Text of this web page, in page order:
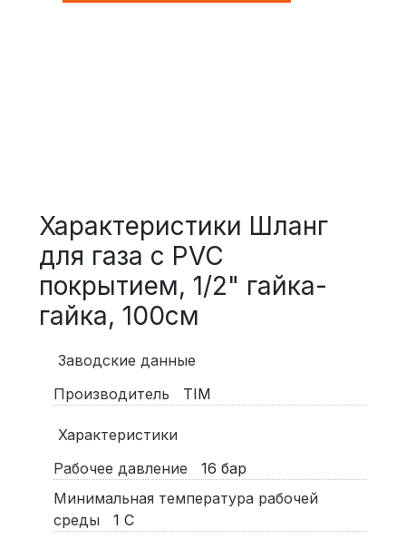
Характеристики Шланг
для газа с PVC
покрытием, 1/2" гайка-
гайка, 100см
Заводские данные
Производитель
TIM
Характеристики
Рабочее давление
16 бар
Минимальная температура рабочей
среды
1 С